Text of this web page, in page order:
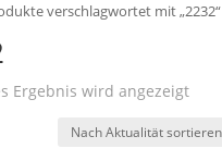
verschlagwortet mit „2232“
Ergebnis wird angezeigt